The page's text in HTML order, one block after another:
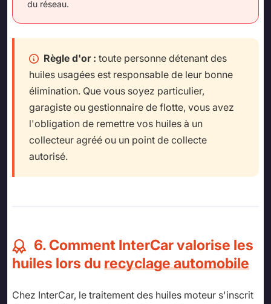
du réseau.
Règle d'or : toute personne détenant des
huiles usagées est responsable de leur bonne
élimination. Que vous soyez particulier,
garagiste ou gestionnaire de flotte, vous avez
l'obligation de remettre vos huiles à un
collecteur agréé ou un point de collecte
autorisé.
6. Comment InterCar valorise les
huiles lors du recyclage automobile
Chez InterCar, le traitement des huiles moteur s'inscrit